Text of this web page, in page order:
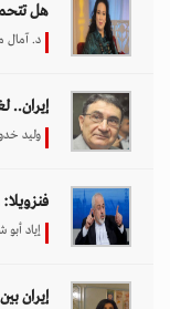
هل تتحمل
د. آمال
إيران..
وليد
إياد أبو
إيران